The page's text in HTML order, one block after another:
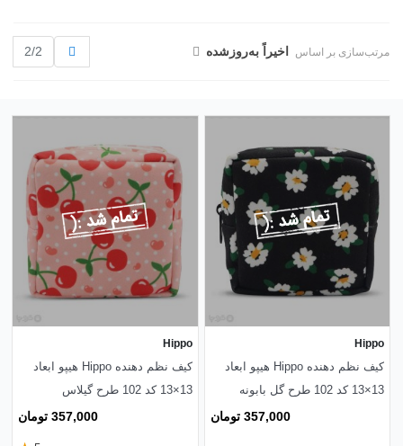
مرتب‌سازی بر اساس اخیراً به‌روز‌شده 2/2
Hippo
کیف نظم دهنده Hippo هیپو ابعاد
13×13 کد 102 طرح گل بابونه
357,000 تومان
Hippo
کیف نظم دهنده Hippo هیپو ابعاد
13×13 کد 102 طرح گیلاس
357,000 تومان